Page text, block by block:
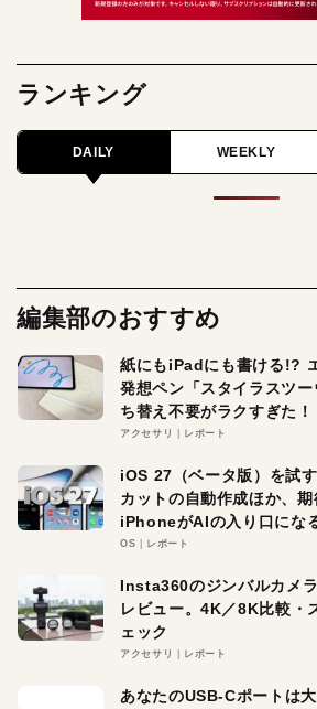
ランキング
DAILY WEEKLY
編集部のおすすめ
紙にもiPadにも書ける!?
発想ペン「スタイラスツ
ち替え不要がラクすぎた！
アクセサリ レポート
iOS 27（ベータ版）を試
カットの自動作成ほか、期
iPhoneがAIの入り口にな
OS レポート
Insta360のジンバルカメ
レビュー。4K／8K比較・
ェック
アクセサリ レポート
あなたのUSB-Cポートは